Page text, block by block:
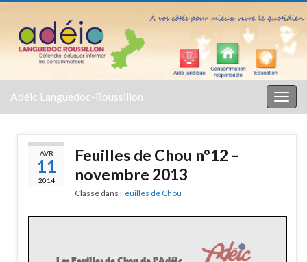
Adéic Languedoc-Roussillon
AVR
11
2014
Feuilles de Chou n°12 –
novembre 2013
Classé dans Feuilles de Chou